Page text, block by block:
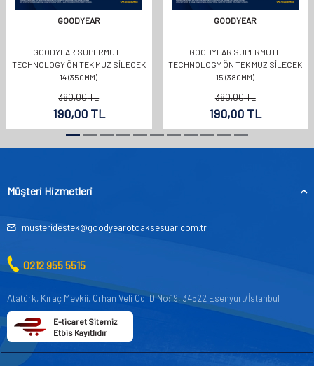
GOODYEAR
GOODYEAR SUPERMUTE
TECHNOLOGY ÖN TEK MUZ SİLECEK
14 (350MM)
380,00TL
190,00TL
GOODYEAR
GOODYEAR SUPERMUTE
TECHNOLOGY ÖN TEK MUZ SİLECEK
15 (380MM)
380,00TL
190,00 TL
Müşteri Hizmetleri
musteridestek@goodyearotoaksesuar.com.tr
0212 955 5515
Atatürk, Kıraç Mevkii, Orhan Veli Cd. D:No:19, 34522 Esenyurt/İstanbul
E-ticaret Sitemiz
Etbis Kayıtlıdır